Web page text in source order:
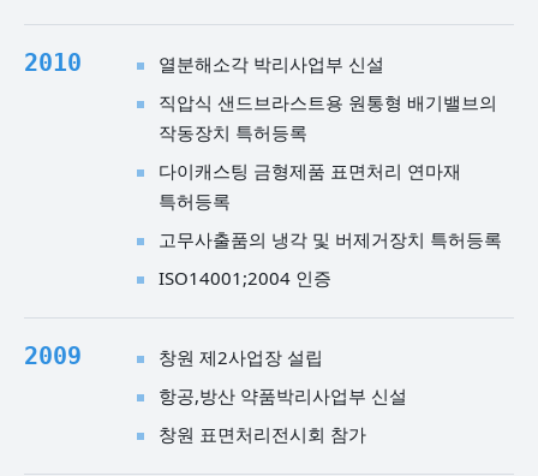
2010
열분해소각 박리사업부 신설
직압식 샌드브라스트용 원통형 배기밸브의
작동장치 특허등록
다이캐스팅 금형제품 표면처리 연마재
특허등록
고무사출품의 냉각 및 버제거장치 특허등록
ISO14001;2004 인증
2009
창원 제2사업장 설립
항공,방산 약품박리사업부 신설
창원 표면처리전시회 참가